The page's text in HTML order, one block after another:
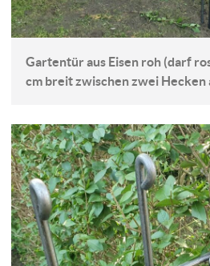
Gartentür aus Eisen roh (darf
cm breit zwischen zwei Hecken